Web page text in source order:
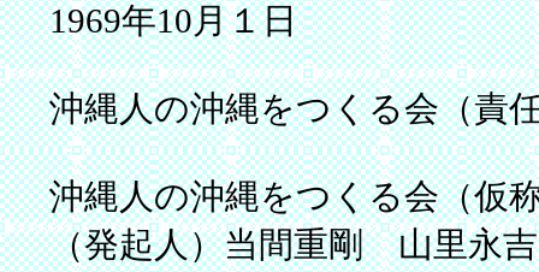
1969年10月１日
沖縄人の沖縄をつくる会（責
沖縄人の沖縄をつくる会（仮
（発起人）当間重剛 山里